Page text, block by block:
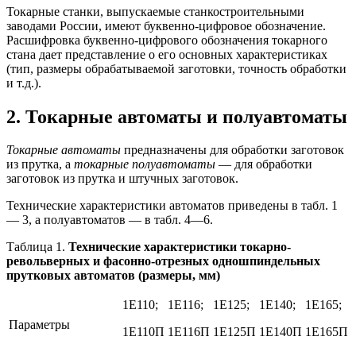
Токарные станки, выпускаемые станкостроительными
заводами России, имеют буквенно-цифровое обозначение.
Расшифровка буквенно-цифрового обозначения токарного
стана дает представление о его основных характеристиках
(тип, размеры обрабатываемой заготовки, точность обработки
и т.д.).
2. Токарные автоматы и полуавтоматы
Токарные автоматы предназначены для обработки заготовок
из прутка, а токарные полуавтоматы — для обработки
заготовок из прутка и штучных заготовок.
Технические характеристики автоматов приведены в табл. 1
— 3, а полуавтоматов — в табл. 4—6.
Таблица 1. Технические характеристики токарно-
револьверных и фасонно-отрезных одношпиндельных
прутковых автоматов (размеры, мм)
Параметры
1Е110;
1Е110П
1Е116;
1Е116П
1Е125;
1Е125П
1Е140;
1Е140П
1Е165;
1Е165П